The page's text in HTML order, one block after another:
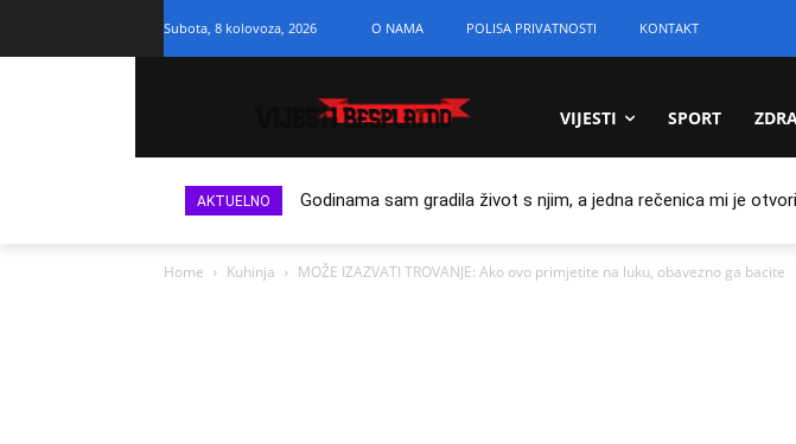
Subota, 8 kolovoza, 2026 O NAMA POLISA PRIVATNOSTI KONTAKT
VIJESTI SPORT
AKTUELNO Godinama sam gradila život s njim, a jedna rečenica mi je
Home Kuhinja MOŽE IZAZVATI TROVANJE: Ako ovo primjetite na luku, obavezno ga bacite